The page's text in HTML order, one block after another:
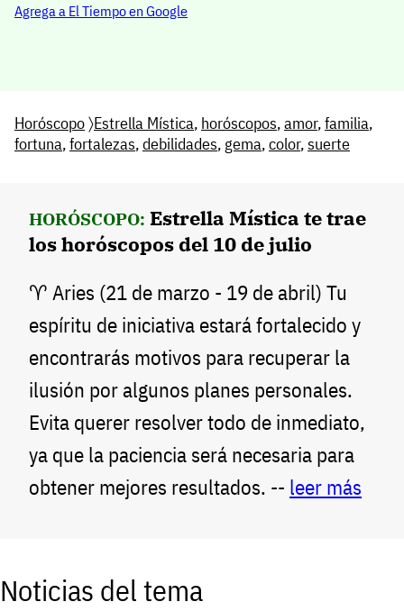
Agrega a El Tiempo en Google
Horóscopo〉Estrella Mística, horóscopos,amor,familia,
fortuna,fortalezas,debilidades, gema,color,suerte
HORÓSCOPO: Estrella Mística te trae
los horóscopos del 10 de julio
♈ Aries (21 de marzo - 19 de abril) Tu
espíritu de iniciativa estará fortalecido y
encontrarás motivos para recuperar la
ilusión por algunos planes personales.
Evita querer resolver todo de inmediato,
ya que la paciencia será necesaria para
obtener mejores resultados. -- leer más
Noticias del tema